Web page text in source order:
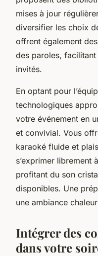
mises à jour
diversifier les choix
offrent également
des paroles,
invités.
En optant pour
technologiques
votre événement en
et convivial. Vous
karaoké fluide et
s’exprimer librement
profitant du son
disponibles. Une
une ambiance
Intégrer des
dans votre